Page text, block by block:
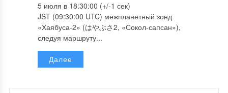
5 июля в 18:30:00 (+/-1 сек)
JST (09:30:00 UTC) межпланетный зонд
«Хаябуса-2» (はやぶさ2, «Сокол-сапсан»),
следуя маршруту...
Далее